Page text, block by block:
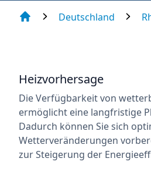
Deutschland
Heizvorhersage
Die Verfügbarkeit von
ermöglicht eine langfristige
Dadurch können Sie sich
Wetterveränderungen
zur Steigerung der